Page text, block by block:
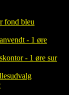
fond bleu
- 1 øre
- 1 øre sur